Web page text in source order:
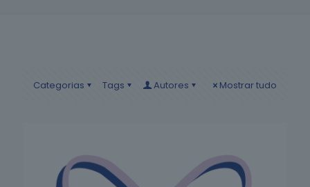
Categorias Tags Autores Mostrar tudo